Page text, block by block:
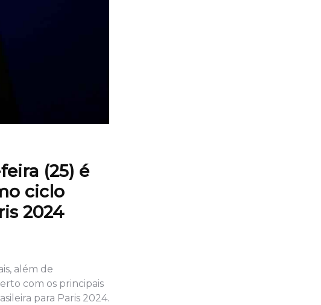
(25) é
ciclo
2024
além de
com os principais
para Paris 2024.